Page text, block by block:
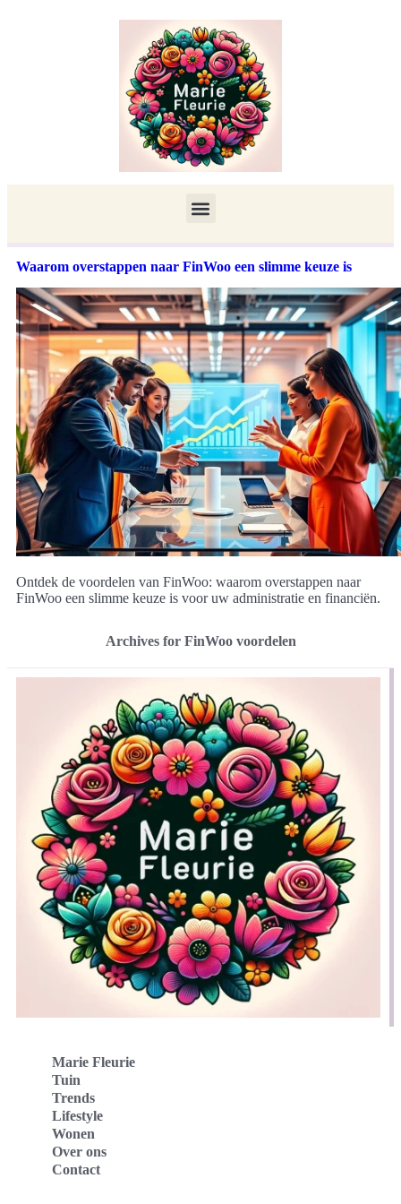
Waarom overstappen naar FinWoo een slimme keuze is
Ontdek de voordelen van FinWoo: waarom overstappen naar
FinWoo een slimme keuze is voor uw administratie en financiën.
Archives for FinWoo voordelen
Marie Fleurie
Tuin
Trends
Lifestyle
Wonen
Over ons
Contact